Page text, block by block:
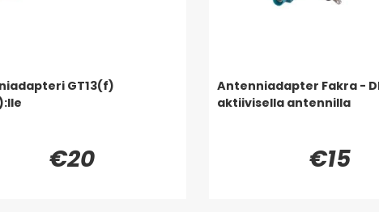
GT13(f)
€20
Antenniadapter Fakra -
aktiivisella antennilla
€15